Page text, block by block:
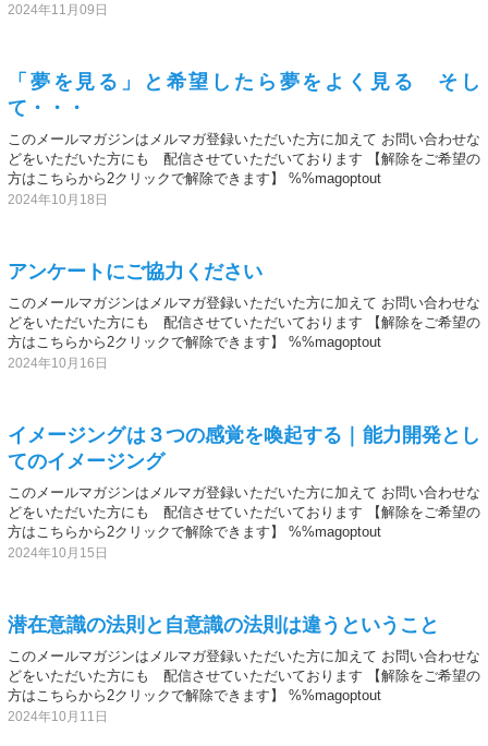
2024年11月09日
「夢を見る」と希望したら夢をよく見る そし
て・・・
このメールマガジンはメルマガ登録いただいた方に加えて お問い合わせな
どをいただいた方にも 配信させていただいております 【解除をご希望の
方はこちらから2クリックで解除できます】 %%magoptout
2024年10月18日
アンケートにご協力ください
このメールマガジンはメルマガ登録いただいた方に加えて お問い合わせな
どをいただいた方にも 配信させていただいております 【解除をご希望の
方はこちらから2クリックで解除できます】 %%magoptout
2024年10月16日
イメージングは３つの感覚を喚起する｜能力開発とし
てのイメージング
このメールマガジンはメルマガ登録いただいた方に加えて お問い合わせな
どをいただいた方にも 配信させていただいております 【解除をご希望の
方はこちらから2クリックで解除できます】 %%magoptout
2024年10月15日
潜在意識の法則と自意識の法則は違うということ
このメールマガジンはメルマガ登録いただいた方に加えて お問い合わせな
どをいただいた方にも 配信させていただいております 【解除をご希望の
方はこちらから2クリックで解除できます】 %%magoptout
2024年10月11日